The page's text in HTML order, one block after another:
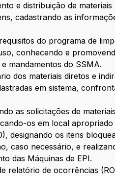
e distribuição de
cadastrando as
do programa de
conhecendo e
mandamentos do SSMA.
dos materiais diretos e
em sistema,
as solicitações de
os em local
designando os itens
caso necessário, e
das Máquinas de EPI.
relatório de ocorrências